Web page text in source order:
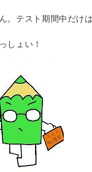
。テスト期間中だけ
しょい！